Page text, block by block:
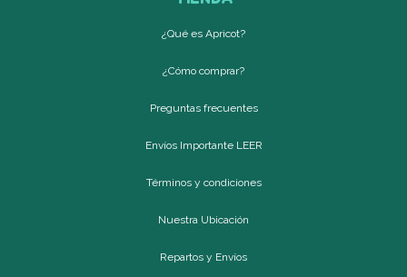
¿Qué es Apricot?
¿Cómo comprar?
Preguntas frecuentes
Envíos Importante LEER
Términos y condiciones
Nuestra Ubicación
Repartos y Envíos